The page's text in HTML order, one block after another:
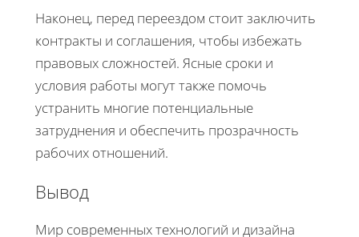
Наконец, перед переездом стоит заключить
контракты и соглашения, чтобы избежать
правовых сложностей. Ясные сроки и
условия работы могут также помочь
устранить многие потенциальные
затруднения и обеспечить прозрачность
рабочих отношений.
Вывод
Мир современных технологий и дизайна